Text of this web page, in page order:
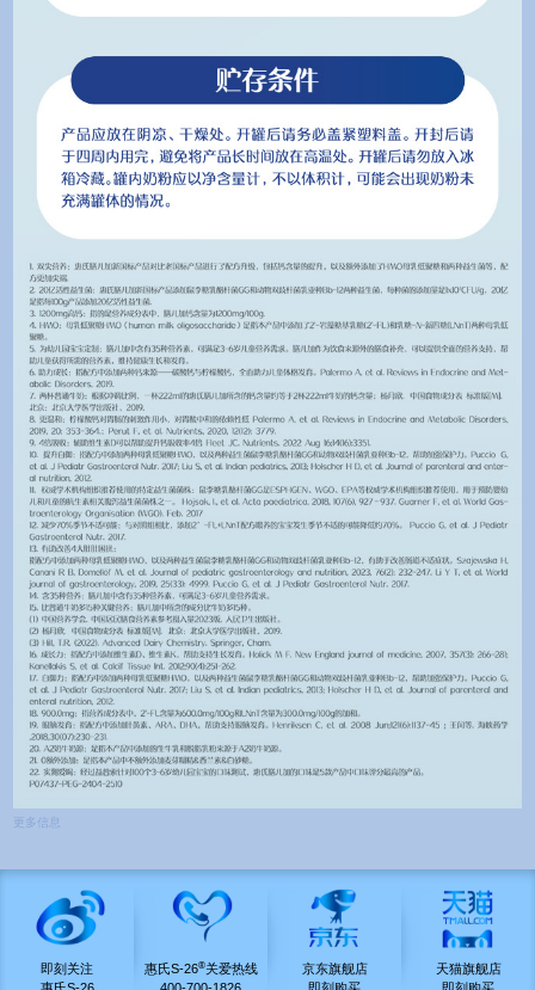
更多信息
即刻关注
惠氏S-26®关爱热线
京东旗舰店
天猫旗舰店